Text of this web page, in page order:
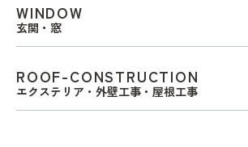
WINDOW
玄関・窓
ROOF-CONSTRUCTION
エクステリア・外壁工事・屋根工事